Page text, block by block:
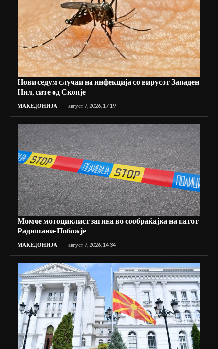
Нови седум случаи на инфекција со вирусот Западен
Нил, сите од Скопје
МАКЕДОНИЈА август 7, 2026, 17:19
Момче мотоциклист загина во сообраќајка на патот
Радишани-Побожје
МАКЕДОНИЈА август 7, 2026, 14:34